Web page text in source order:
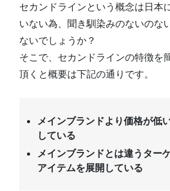
セカンドラインという概念は日本
いない為、聞き馴染みのないのな
ないでしょうか？
そこで、セカンドラインの特徴を
頂くと概要は下記の通りです。
メインブランドより価格が低
している
メインブランドとは違うター
アイテムを展開している